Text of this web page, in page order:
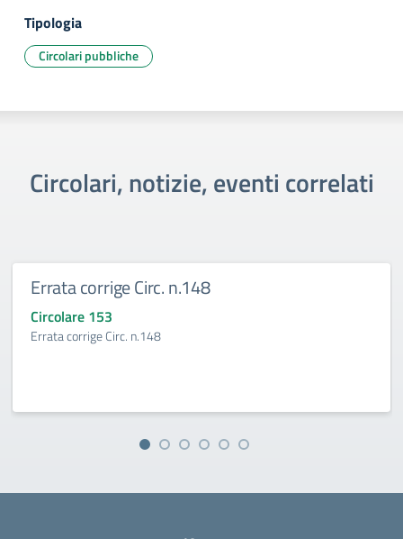
Tipologia
Circolari pubbliche
Circolari, notizie, eventi correlati
Errata corrige Circ. n.148
Circolare 153
Errata corrige Circ. n.148